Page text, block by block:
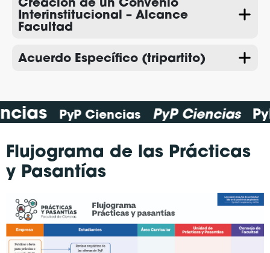
Interinstitucional – Alcance
Facultad
Acuerdo Específico (tripartito)
PyP Ciencias PyP Ciencias
Flujograma de las Prácticas
y Pasantías